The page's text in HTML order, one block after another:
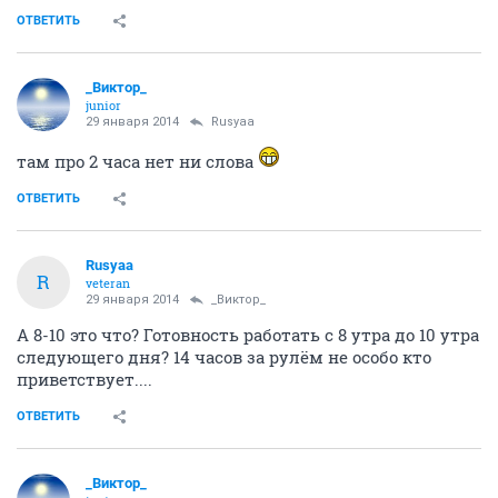
ОТВЕТИТЬ
_Виктор_
juniоr
29 января 2014 Rusyaa
там про 2 часа нет ни слова
ОТВЕТИТЬ
R
Rusyaa
veteran
29 января 2014 _Виктор_
А 8-10 это что? Готовность работать с 8 утра до 10 утра
следующего дня? 14 часов за рулём не особо кто
приветствует....
ОТВЕТИТЬ
_Виктор_